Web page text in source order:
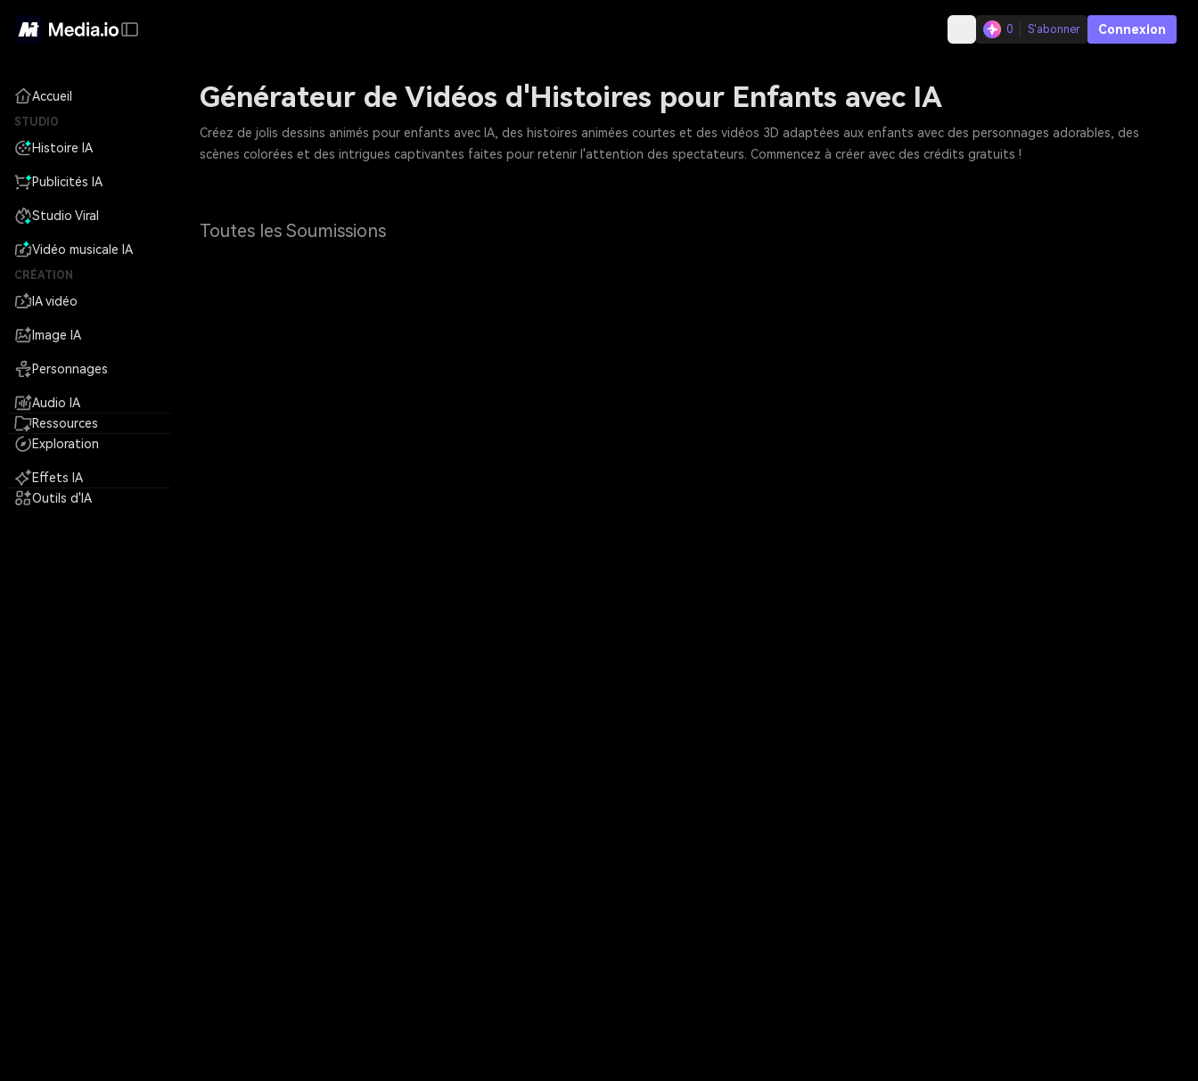
0 S'abonner Connexion
Accueil
STUDIO
Histoire IA
Publicités IA
Studio Viral
Vidéo musicale IA
CRÉATION
IA vidéo
Image IA
Personnages
Audio IA
Ressources
Exploration
Effets IA
Outils d'IA
Générateur de Vidéos d'Histoires pour Enfants avec IA
Créez de jolis dessins animés pour enfants avec IA, des histoires animées courtes et des vidéos 3D adaptées aux enfants avec des personnages adorables, des
scènes colorées et des intrigues captivantes faites pour retenir l'attention des spectateurs. Commencez à créer avec des crédits gratuits !
Toutes les Soumissions